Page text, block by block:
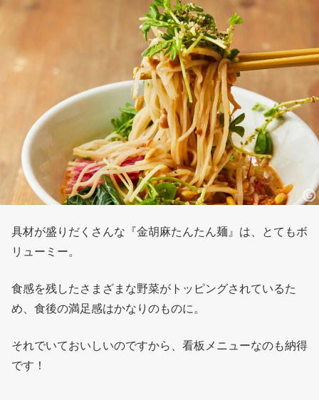
具材が盛りだくさんな『金胡麻たんたん麺』は、とてもボ
リューミー。
食感を残したさまざまな野菜がトッピングされているた
め、食後の満足感はかなりのものに。
それでいておいしいのですから、看板メニューなのも納得
です！